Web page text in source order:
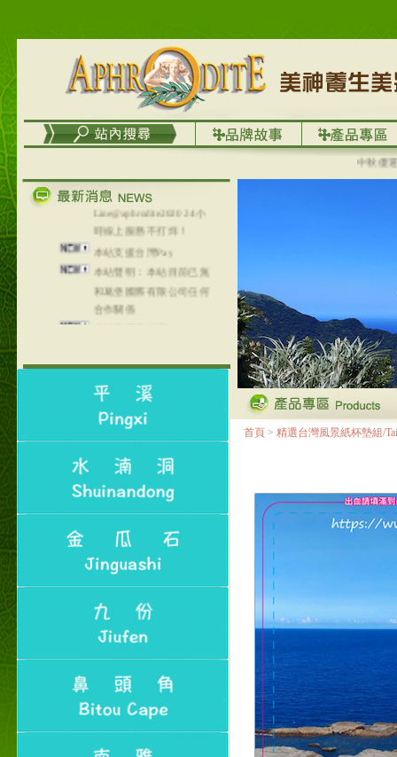
中秋優選，
地區～
在外租屋者、居住處無管
理員、不方便在工作地點
取件者，歡迎多多使用
【郵局i郵箱】的服務喔～
【i郵箱】設立的地點，請
進入內頁連結～
Line@aphrodite2020 24小
時線上服務不打烊！
本站支援台灣Pay
本站聲明：本站目前已無
和葛堡國際有限公司任何
合作關係
本站支援支付宝
NT$320(RMB￥71.00)
首頁 > 精選台灣風景紙杯墊組/